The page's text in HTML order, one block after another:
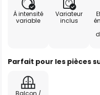
À intensité
variable
Variateur
inclus
Parfait pour les pièces
Balcon /